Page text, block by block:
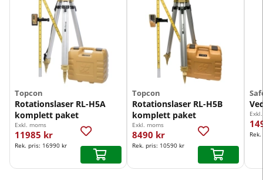
Topcon
Rotationslaser RL-H5A
komplett paket
Exkl. moms
11985 kr
Rek. pris: 16990 kr
Topcon
Rotationslaser RL-H5B
komplett paket
Exkl. moms
8490 kr
Rek. pris: 10590 kr